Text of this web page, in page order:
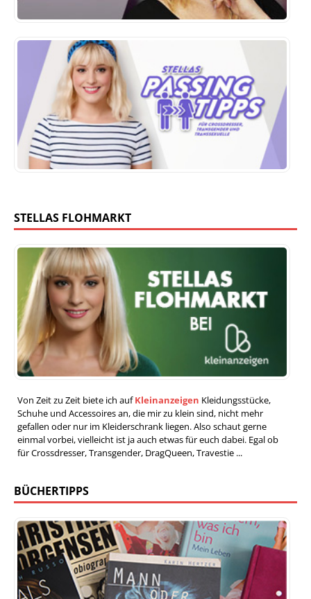
STELLAS FLOHMARKT
Von Zeit zu Zeit biete ich aufKleinanzeigen Kleidungsstücke,
Schuhe und Accessoires an, die mir zu klein sind, nicht mehr
gefallen oder nur im Kleiderschrank liegen. Also schaut gerne
einmal vorbei, vielleicht ist ja auch etwas für euch dabei. Egal ob
für Crossdresser, Transgender, DragQueen, Travestie ...
BÜCHERTIPPS